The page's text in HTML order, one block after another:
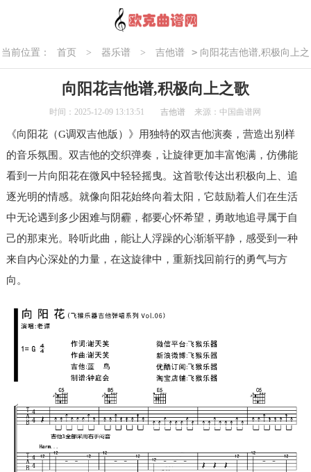
当前位置： 首页 > 器乐谱 > 吉他谱 > 向阳花吉他谱,积极向上之
向阳花吉他谱,积极向上之歌
时间：2025-12-09 13:13:51 吉他谱 来源：中国曲谱网
《向阳花（G调双吉他版）》用独特的双吉他演奏，营造出别样
的音乐氛围。双吉他的交织弹奏，让旋律更加丰富饱满，仿佛能
看到一片向阳花在微风中轻轻摇曳。这首歌传达出积极向上、追
逐光明的情感。就像向阳花始终向着太阳，它鼓励着人们在生活
中无论遇到多少困难与阴霾，都要心怀希望，勇敢地追寻属于自
己的那束光。聆听此曲，能让人浮躁的心渐渐平静，感受到一种
来自内心深处的力量，在这旋律中，重新找回前行的勇气与方
向。